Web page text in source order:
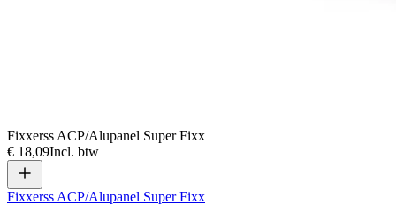
Fixxerss ACP/Alupanel Super Fixx
€ 18,09Incl. btw
Fixxerss ACP/Alupanel Super Fixx